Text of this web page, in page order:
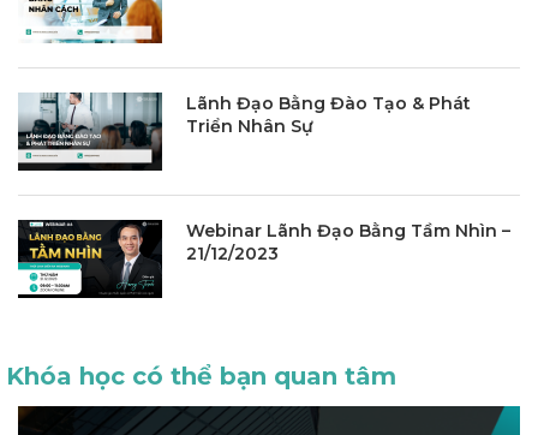
Lãnh Đạo Bằng Đào Tạo & Phát
Triển Nhân Sự
Webinar Lãnh Đạo Bằng Tầm Nhìn –
21/12/2023
Khóa học có thể bạn quan tâm